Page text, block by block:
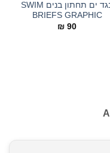
בגד ים תחתון בנים SWIM
BRIEFS GRAPHIC
₪ 90